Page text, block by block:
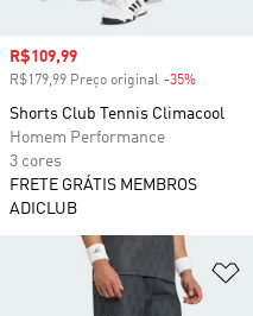
Preço com desconto
R$109,99
R$179,99 Preço original -35%
Shorts Club Tennis Climacool
Homem Performance
3 cores
FRETE GRÁTIS MEMBROS
ADICLUB